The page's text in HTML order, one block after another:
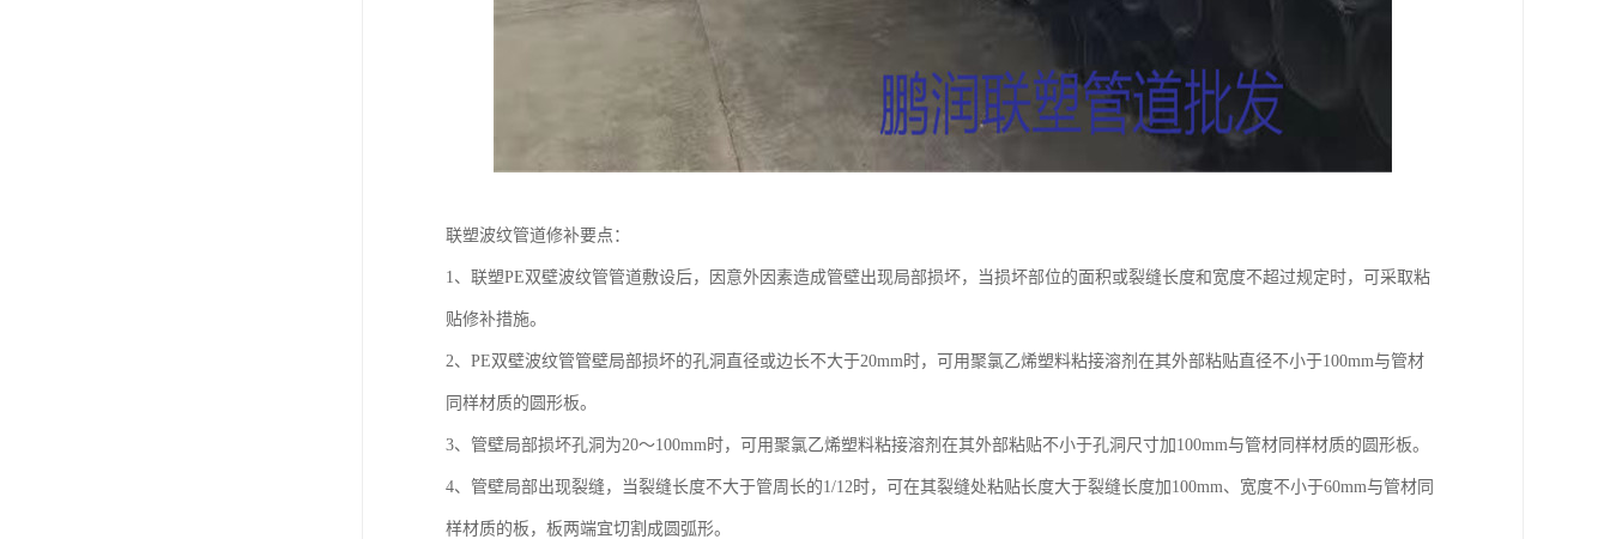
联塑波纹管道修补要点：
1、联塑PE双壁波纹管管道敷设后，因意外因素造成管壁出现局部损坏，当损坏部位的面积或裂缝长度和宽度不超过规定时，可采取粘
贴修补措施。
2、PE双壁波纹管管壁局部损坏的孔洞直径或边长不大于20mm时，可用聚氯乙烯塑料粘接溶剂在其外部粘贴直径不小于100mm与管材
同样材质的圆形板。
3、管壁局部损坏孔洞为20～100mm时，可用聚氯乙烯塑料粘接溶剂在其外部粘贴不小于孔洞尺寸加100mm与管材同样材质的圆形板。
4、管壁局部出现裂缝，当裂缝长度不大于管周长的1/12时，可在其裂缝处粘贴长度大于裂缝长度加100mm、宽度不小于60mm与管材同
样材质的板，板两端宜切割成圆弧形。